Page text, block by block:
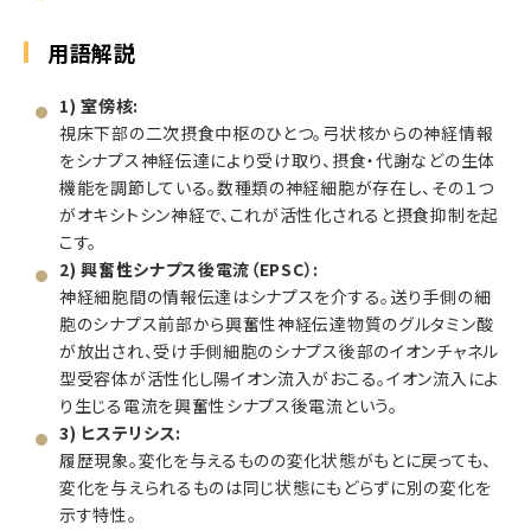
用語解説
1) 室傍核:
視床下部の二次摂食中枢のひとつ。弓状核からの神経情報
をシナプス神経伝達により受け取り、摂食・代謝などの生体
機能を調節している。数種類の神経細胞が存在し、その１つ
がオキシトシン神経で、これが活性化されると摂食抑制を起
こす。
2) 興奮性シナプス後電流（EPSC）:
神経細胞間の情報伝達はシナプスを介する。送り手側の細
胞のシナプス前部から興奮性神経伝達物質のグルタミン酸
が放出され、受け手側細胞のシナプス後部のイオンチャネル
型受容体が活性化し陽イオン流入がおこる。イオン流入によ
り生じる電流を興奮性シナプス後電流という。
3) ヒステリシス:
履歴現象。変化を与えるものの変化状態がもとに戻っても、
変化を与えられるものは同じ状態にもどらずに別の変化を
示す特性。